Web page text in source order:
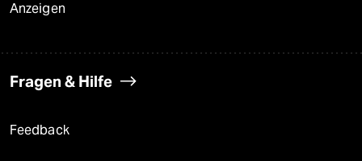
Anzeigen
Fragen & Hilfe
Feedback